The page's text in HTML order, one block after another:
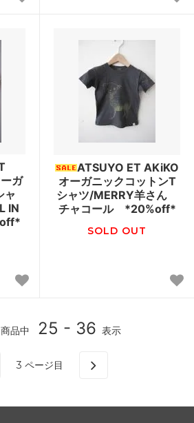
ガ
ャ
IN
ATSUYO ET AKiKO
オーガニックコットンT
シャツ/MERRY羊さん
チャコール *20%off*
SOLD OUT
商品中 25 - 36 表示
3 ページ目